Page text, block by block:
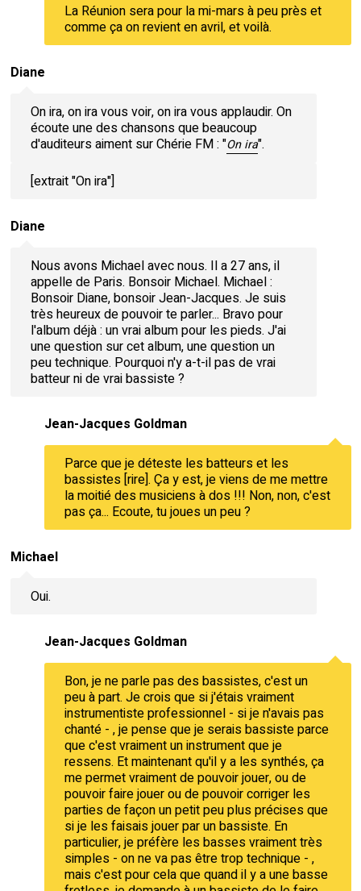
La Réunion sera pour la mi-mars à peu près et
comme ça on revient en avril, et voilà.
Diane
On ira, on ira vous voir, on ira vous applaudir. On
écoute une des chansons que beaucoup
d'auditeurs aiment sur Chérie FM : "On ira".
[extrait "On ira"]
Diane
Nous avons Michael avec nous. Il a 27 ans, il
appelle de Paris. Bonsoir Michael. Michael :
Bonsoir Diane, bonsoir Jean-Jacques. Je suis
très heureux de pouvoir te parler... Bravo pour
l'album déjà : un vrai album pour les pieds. J'ai
une question sur cet album, une question un
peu technique. Pourquoi n'y a-t-il pas de vrai
batteur ni de vrai bassiste ?
Jean-Jacques Goldman
Parce que je déteste les batteurs et les
bassistes [rire]. Ça y est, je viens de me mettre
la moitié des musiciens à dos !!! Non, non, c'est
pas ça... Ecoute, tu joues un peu ?
Michael
Oui.
Jean-Jacques Goldman
Bon, je ne parle pas des bassistes, c'est un
peu à part. Je crois que si j'étais vraiment
instrumentiste professionnel - si je n'avais pas
chanté - , je pense que je serais bassiste parce
que c'est vraiment un instrument que je
ressens. Et maintenant qu'il y a les synthés, ça
me permet vraiment de pouvoir jouer, ou de
pouvoir faire jouer ou de pouvoir corriger les
parties de façon un petit peu plus précises que
si je les faisais jouer par un bassiste. En
particulier, je préfère les basses vraiment très
simples - on ne va pas être trop technique - ,
mais c'est pour cela que quand il y a une basse